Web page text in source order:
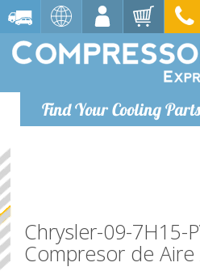
Find Your Cooling Parts
Chrysler-09-7H15-
Compresor de